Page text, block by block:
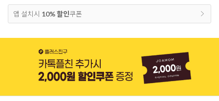
앱 설치시 10% 할인쿠폰